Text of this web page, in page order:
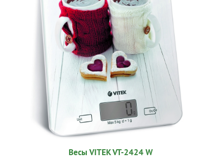
Весы VITEK VT-2424 W